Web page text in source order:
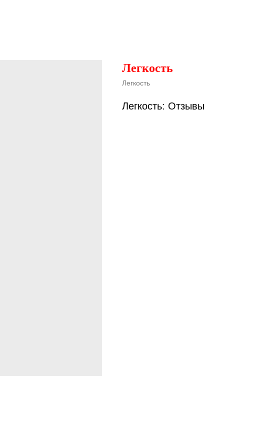
Легкость
Легкость
Легкость: Отзывы